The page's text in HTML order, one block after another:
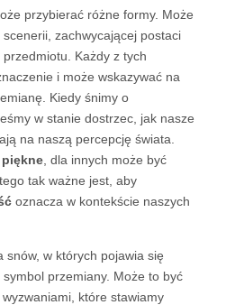
przybierać różne formy. Może
zachwycającej postaci
przedmiotu. Każdy z tych
i może wskazywać na
Kiedy śnimy o
w stanie dostrzec, jak nasze
na naszą percepcję świata.
piękne, dla innych może być
tak ważne jest, aby
oznacza w kontekście naszych
snów, w których pojawia się
symbol przemiany. Może to być
które stawiamy